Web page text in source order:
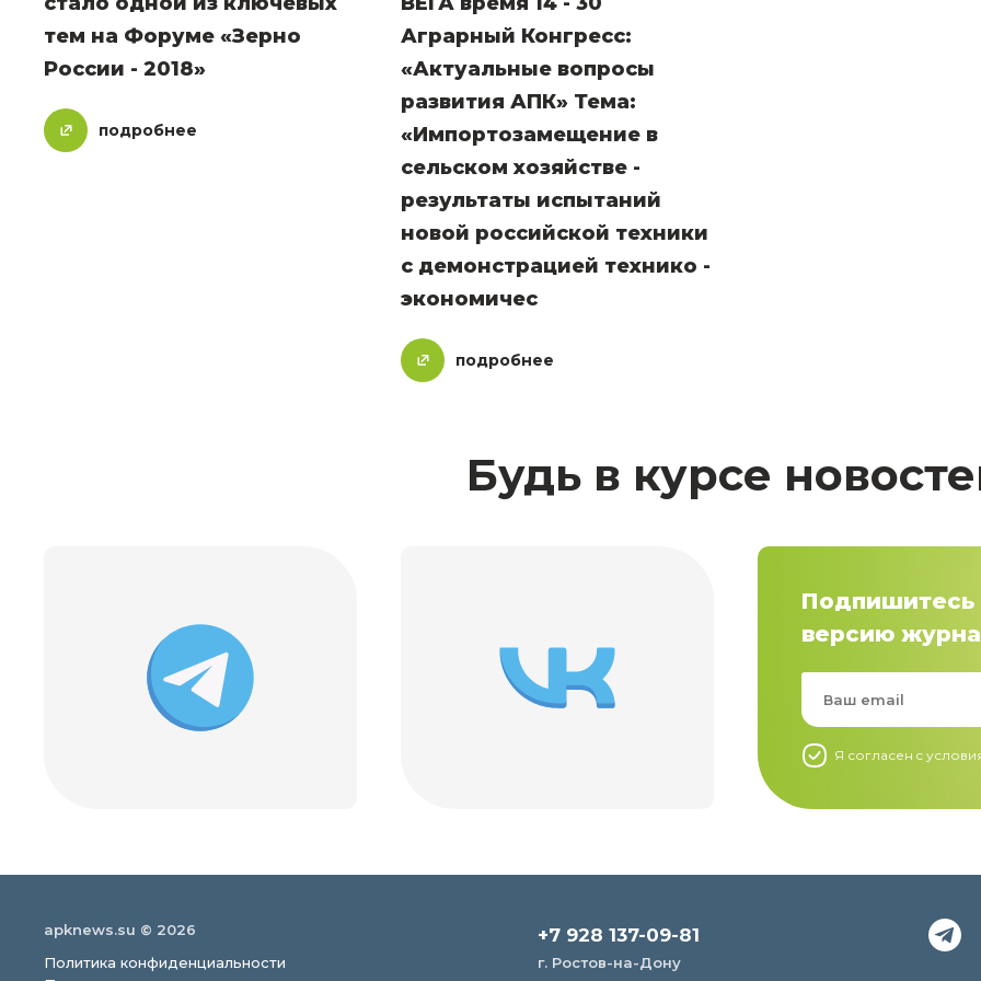
тем на Форуме «Зерно
России - 2018»
подробнее
Аграрный Конгресс:
«Актуальные вопросы
развития АПК» Тема:
«Импортозамещение в
сельском хозяйстве -
результаты испытаний
новой российской техники
с демонстрацией технико -
экономичес
подробнее
Будь в курсе
Подпишитесь
версию
Я согласен c
apknews.su © 2026
Политика конфиденциальности
+7 928 137-09-81
г. Ростов-на-Дону